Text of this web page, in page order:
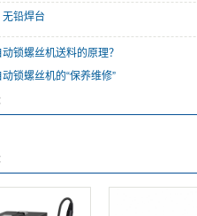
无铅焊台
动锁螺丝机送料的原理？
动锁螺丝机的“保养维修”